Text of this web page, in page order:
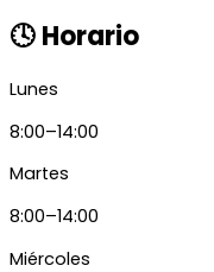
🕓 Horario
Lunes
8:00–14:00
Martes
8:00–14:00
Miércoles